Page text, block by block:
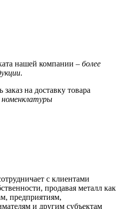
нашей компании – более
.
на доставку товара
номенклатуры
с клиентами
продавая металл как
предприятиям,
и другим субъектам